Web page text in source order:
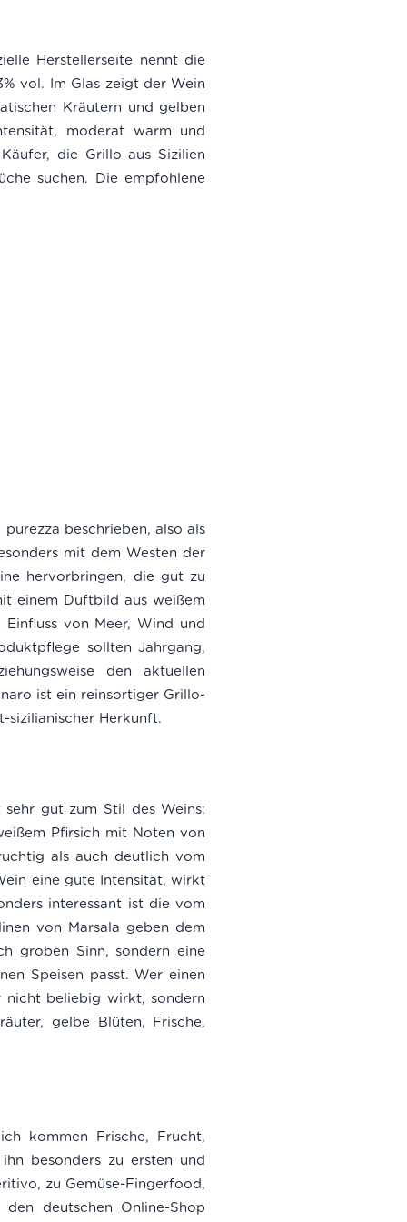
Herstellerseite nennt die
vol. Im Glas zeigt der Wein
Kräutern und gelben
moderat warm und
die Grillo aus Sizilien
suchen. Die empfohlene
beschrieben, also als
mit dem Westen der
hervorbringen, die gut zu
einem Duftbild aus weißem
von Meer, Wind und
sollten Jahrgang,
den aktuellen
ist ein reinsortiger Grillo-
sizilianischer Herkunft.
gut zum Stil des Weins:
Pfirsich mit Noten von
als auch deutlich vom
eine gute Intensität, wirkt
interessant ist die vom
von Marsala geben dem
groben Sinn, sondern eine
Speisen passt. Wer einen
nicht beliebig wirkt, sondern
gelbe Blüten, Frische,
kommen Frische, Frucht,
besonders zu ersten und
zu Gemüse-Fingerfood,
deutschen Online-Shop